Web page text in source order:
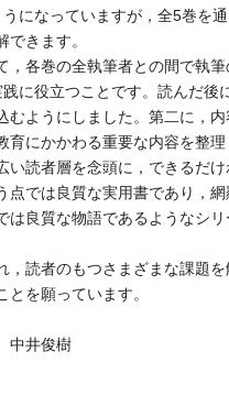
になっていますが，全5巻を
きます。
各巻の全執筆者との間で執筆
に役立つことです。読んだ後
むようにしました。第二に，
育にかかわる重要な内容を整
い読者層を念頭に，できるだ
点では良質な実用書であり，
は良質な物語であるようなシ
読者のもつさまざまな課題を
を願っています。
井俊樹